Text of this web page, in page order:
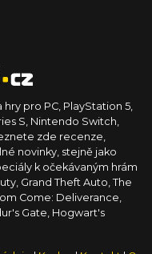
pro PC, PlayStation 5,
S, Nintendo Switch,
zde recenze,
novinky, stejně jako
k očekávaným hrám
Grand Theft Auto, The
Come: Deliverance,
Gate, Hogwart's